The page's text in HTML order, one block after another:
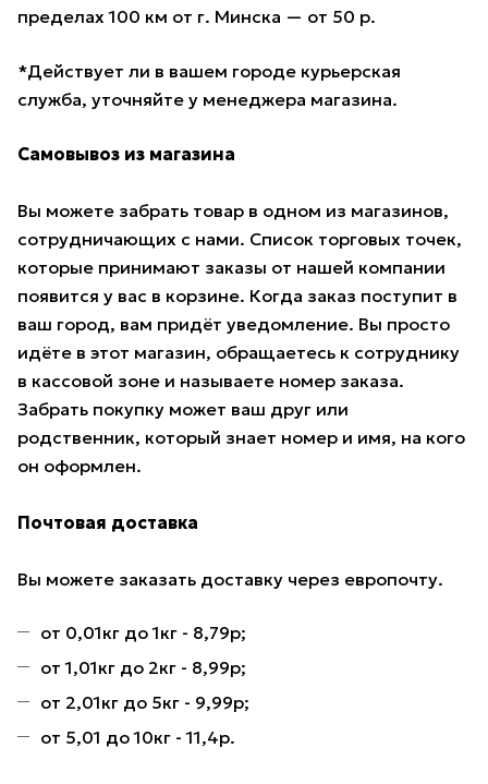
пределах 100 км от г. Минска — от 50 р.
*Действует ли в вашем городе курьерская
служба, уточняйте у менеджера магазина.
Самовывоз из магазина
Вы можете забрать товар в одном из магазинов,
сотрудничающих с нами. Список торговых точек,
которые принимают заказы от нашей компании
появится у вас в корзине. Когда заказ поступит в
ваш город, вам придёт уведомление. Вы просто
идёте в этот магазин, обращаетесь к сотруднику
в кассовой зоне и называете номер заказа.
Забрать покупку может ваш друг или
родственник, который знает номер и имя, на кого
он оформлен.
Почтовая доставка
Вы можете заказать доставку через европочту.
от 0,01кг до 1кг - 8,79р;
от 1,01кг до 2кг - 8,99р;
от 2,01кг до 5кг - 9,99р;
от 5,01 до 10кг - 11,4р.